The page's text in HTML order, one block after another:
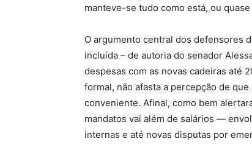
manteve-se tudo como está, ou
O argumento central dos defensores
incluída – de autoria do senador
despesas com as novas cadeiras até
formal, não afasta a percepção de
conveniente. Afinal, como bem
mandatos vai além de salários —
internas e até novas disputas por